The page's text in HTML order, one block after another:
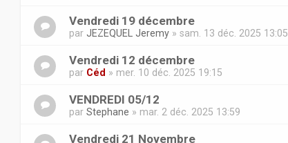
Vendredi 19 décembre
par JEZEQUEL Jeremy » sam. 13 déc. 2025 13:05
Vendredi 12 décembre
par Céd » mer. 10 déc. 2025 19:15
VENDREDI 05/12
par Stephane » mar. 2 déc. 2025 13:59
Vendredi 21 Novembre